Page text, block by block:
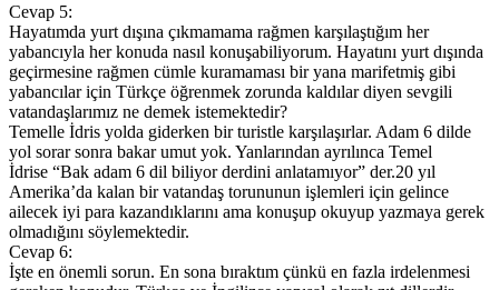
Cevap 5:
Hayatımda yurt dışına çıkmamama rağmen karşılaştığım her
yabancıyla her konuda nasıl konuşabiliyorum. Hayatını yurt dışında
geçirmesine rağmen cümle kuramaması bir yana marifetmiş gibi
yabancılar için Türkçe öğrenmek zorunda kaldılar diyen sevgili
vatandaşlarımız ne demek istemektedir?
Temelle İdris yolda giderken bir turistle karşılaşırlar. Adam 6 dilde
yol sorar sonra bakar umut yok. Yanlarından ayrılınca Temel
İdrise “Bak adam 6 dil biliyor derdini anlatamıyor” der.20 yıl
Amerika’da kalan bir vatandaş torununun işlemleri için gelince
ailecek iyi para kazandıklarını ama konuşup okuyup yazmaya gerek
olmadığını söylemektedir.
Cevap 6:
İşte en önemli sorun. En sona bıraktım çünkü en fazla irdelenmesi